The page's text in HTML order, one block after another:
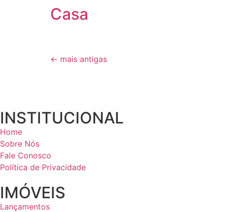
Casa
← mais antigas
INSTITUCIONAL
Home
Sobre Nós
Fale Conosco
Política de Privacidade
IMÓVEIS
Lançamentos